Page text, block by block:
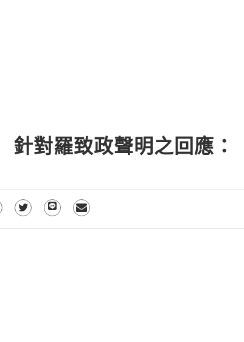
對羅致政聲明之回應：